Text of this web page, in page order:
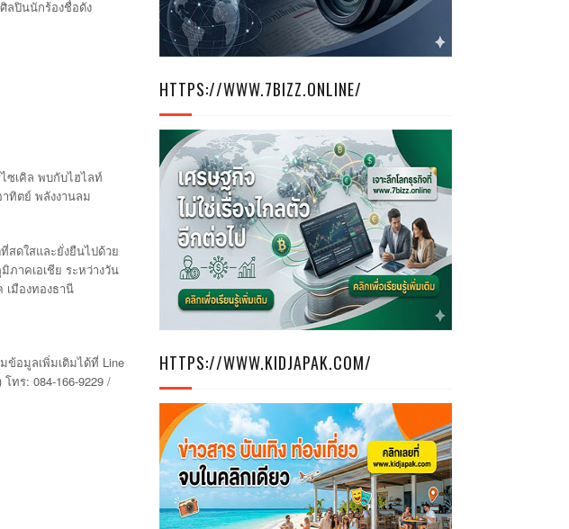
ลปินนักร้องชื่อดัง
ซเคิล พบกับไฮไลท์
าทิตย์ พลังงานลม
สดใสและยั่งยืนไปด้วย
ภาคเอเชีย ระหว่างวัน
เมืองทองธานี
ข้อมูลเพิ่มเติมได้ที่ Line
โทร: 084-166-9229 /
HTTPS://WWW.7BIZZ.ONLINE/
HTTPS://WWW.KIDJAPAK.COM/